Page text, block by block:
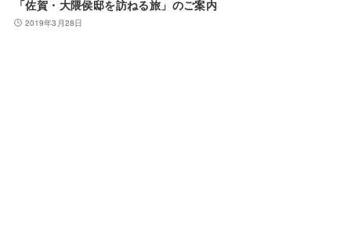
「佐賀・大隈侯邸を訪ねる旅」のご案内
2019年3月28日